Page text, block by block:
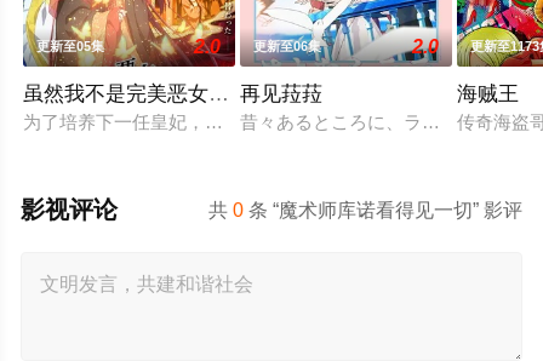
更新至05集 2.0
虽然我不是完美恶女～雏宫蝶鼠替换传～
为了培养下一任皇妃，从五大名门中召集了公主们聚集的宫殿
更新至06集 2.0
再见菈菈
昔々あるところに、ララという人魚
更新至1173
海贼王
传奇海盗
共0 条 “魔术师库诺看得见一切” 影评
影视评论